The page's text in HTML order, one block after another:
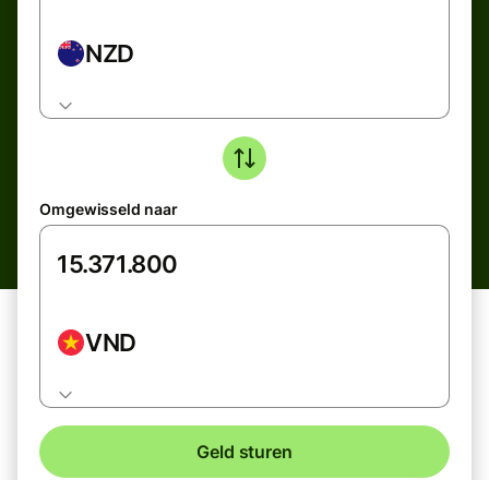
NZD
Omgewisseld naar
VND
Geld sturen